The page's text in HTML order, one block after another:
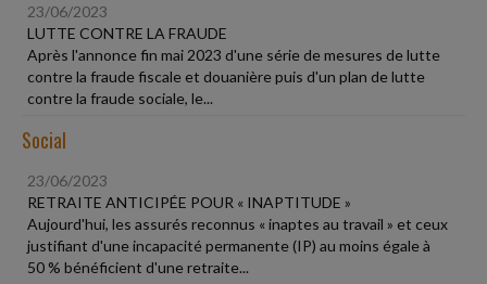
23/06/2023
LUTTE CONTRE LA FRAUDE
Après l'annonce fin mai 2023 d'une série de mesures de lutte
contre la fraude fiscale et douanière puis d'un plan de lutte
contre la fraude sociale, le...
Social
23/06/2023
RETRAITE ANTICIPÉE POUR « INAPTITUDE »
Aujourd'hui, les assurés reconnus « inaptes au travail » et ceux
justifiant d'une incapacité permanente (IP) au moins égale à
50 % bénéficient d'une retraite...